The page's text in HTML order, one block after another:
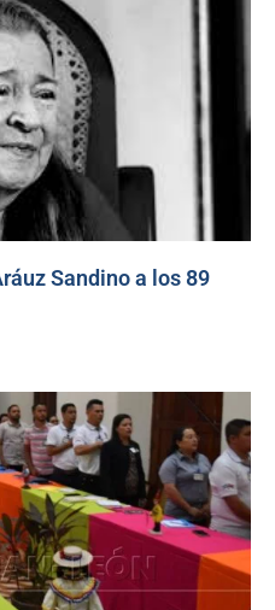
Sandino a los 89